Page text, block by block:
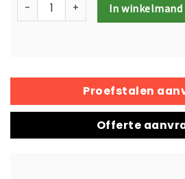
-
+ In winkelmand
Proefstalen
Offerte